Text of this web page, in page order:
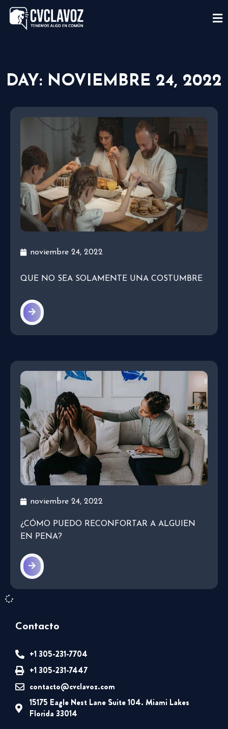
DAY: NOVIEMBRE 24, 2022
noviembre 24, 2022
QUE NO SEA SOLAMENTE UNA COSTUMBRE
noviembre 24, 2022
¿CÓMO PUEDO RECONFORTAR A ALGUIEN
EN PENA?
Contacto
+1 305-231-7704
+1 305-231-7447
contacto@cvclavoz.com
15175 Eagle Nest Lane Suite 104. Miami Lakes
Florida 33014